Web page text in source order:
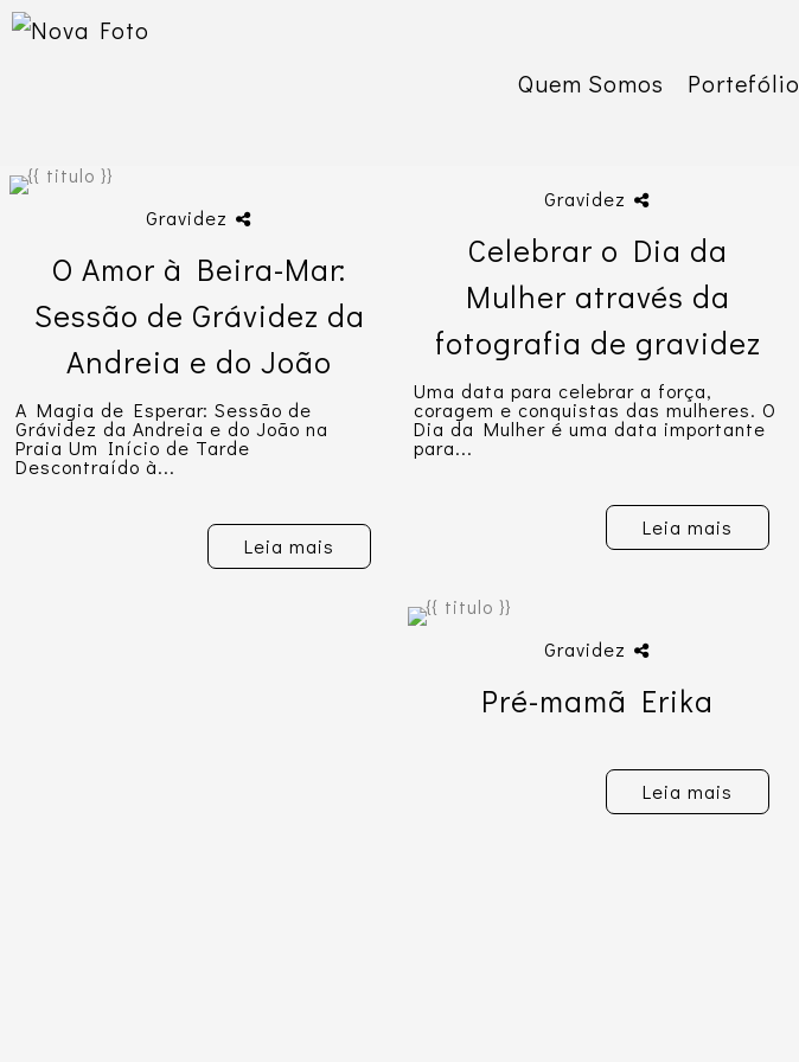
Quem Somos Portefólio
Gravidez
O Amor à Beira-Mar:
Sessão de Grávidez da
Andreia e do João
A Magia de Esperar: Sessão de
Grávidez da Andreia e do João na
Praia Um Início de Tarde
Descontraído à...
Leia mais
Gravidez
Celebrar o Dia da
Mulher através da
fotografia de gravidez
Uma data para celebrar a força,
coragem e conquistas das mulheres. O
Dia da Mulher é uma data importante
para...
Leia mais
Gravidez
Pré-mamã Erika
Leia mais